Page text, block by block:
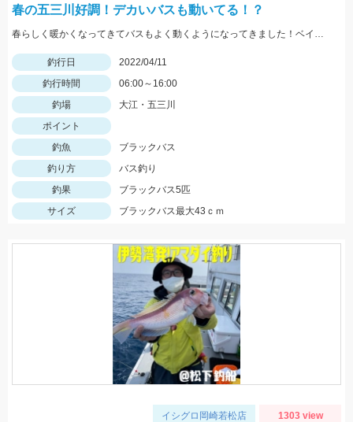
春の五三川好調！デカいバスも動いてる！？
春らしく暖かくなってきてバスもよく動くようになってきました！ベイトを追いかけている元気なバスも増えてきましたよ！
釣行日
2022/04/11
釣行時間
06:00～16:00
釣場
大江・五三川
ポイント
釣魚
ブラックバス
釣り方
バス釣り
釣果
ブラックバス5匹
サイズ
ブラックバス最大43ｃｍ
イシグロ岡崎若松店 1303 view